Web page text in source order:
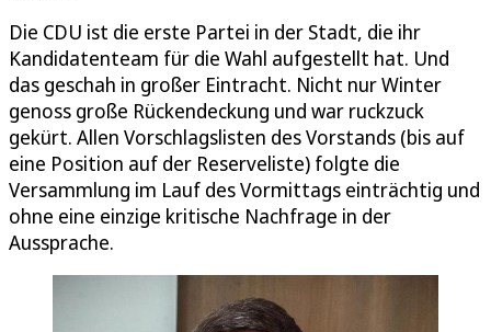
Die CDU ist die erste Partei in der Stadt, die ihr
Kandidatenteam für die Wahl aufgestellt hat. Und
das geschah in großer Eintracht. Nicht nur Winter
genoss große Rückendeckung und war ruckzuck
gekürt. Allen Vorschlagslisten des Vorstands (bis auf
eine Position auf der Reserveliste) folgte die
Versammlung im Lauf des Vormittags einträchtig und
ohne eine einzige kritische Nachfrage in der
Aussprache.